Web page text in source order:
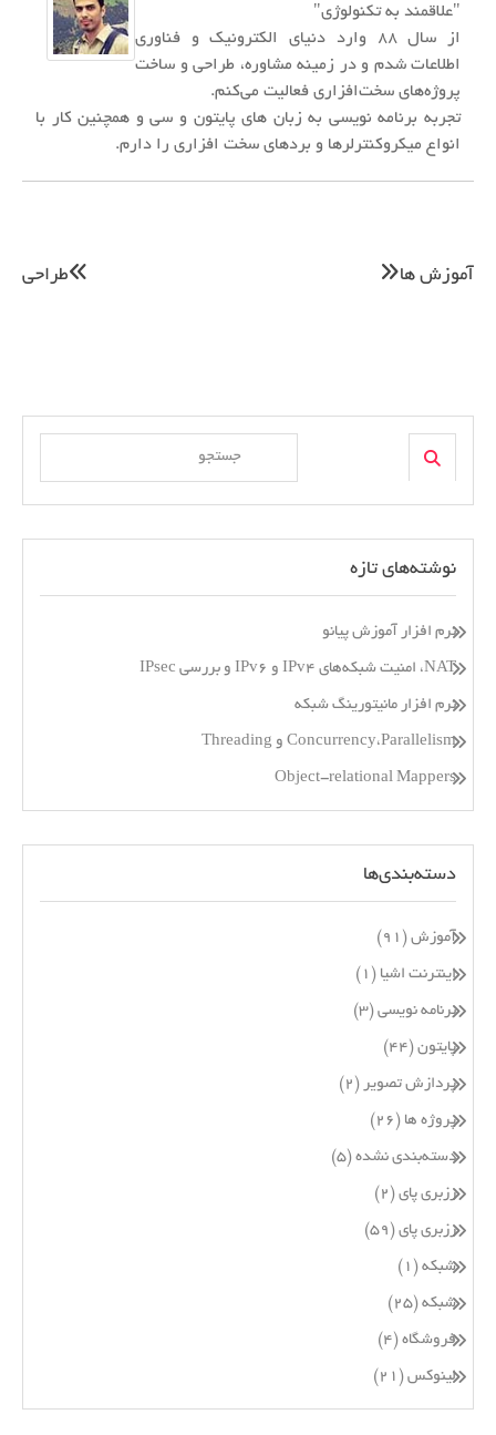
"علاقمند به تکنولوژی"
از سال ۸۸ وارد دنیای الکترونیک و فناوری
اطلاعات شدم و در زمینه مشاوره، طراحی و ساخت
پروژه‌های سخت‌افزاری فعالیت می‌کنم.
تجربه برنامه نویسی به زبان های پایتون و سی و همچنین کار با
انواع میکروکنترلرها و بردهای سخت افزاری را دارم.
نوشته
طراحی آموزش ها
نوشته‌های تازه
نرم افزار آموزش پیانو
NAT، امنیت شبکه‌های IPv4 و IPv6 و بررسی IPsec
نرم افزار مانیتورینگ شبکه
Concurrency،Parallelism و Threading
Object-relational Mappers
دسته‌بندی‌ها
آموزش (۹۱)
اینترنت اشیا(۱)
برنامه نویسی(۳)
پایتون(۴۴)
پردازش تصویر(۲)
پروژه ها(۲۶)
دسته‌بندی نشده(۵)
رزبری پای (۲)
رزبری پای (۵۹)
شبکه(۱)
شبکه(۲۵)
فروشگاه(۴)
لینوکس(۲۱)